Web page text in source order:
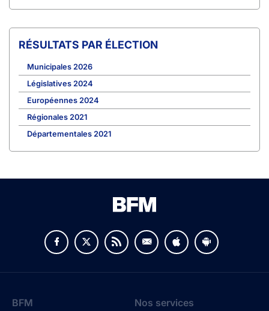
RÉSULTATS PAR ÉLECTION
Municipales 2026
Législatives 2024
Européennes 2024
Régionales 2021
Départementales 2021
BFM Nos services